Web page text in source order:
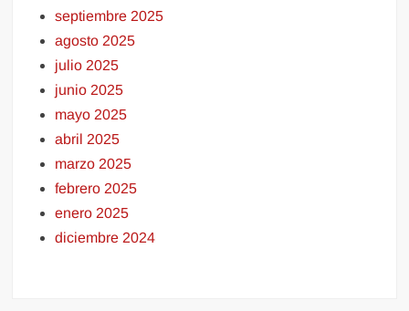
septiembre 2025
agosto 2025
julio 2025
junio 2025
mayo 2025
abril 2025
marzo 2025
febrero 2025
enero 2025
diciembre 2024